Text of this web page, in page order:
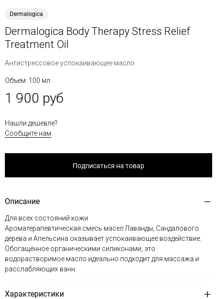
Dermalogica
Dermalogica Body Therapy Stress Relief
Treatment Oil
Антистрессовое успокаивающее масло
Объем: 100 мл
1 900 руб
Нашли дешевле?
Сообщите нам
Подписаться на товар
Описание
Для всех состояний кожи
Ароматерапевтическая смесь масел Лаванды, Сандалового
дерева и Апельсина оказывает успокаивающее воздействие.
Обогащённое органическими силиконами, это
водорастворимое масло идеально подходит для массажа и
расслабляющих ванн.
Характеристики